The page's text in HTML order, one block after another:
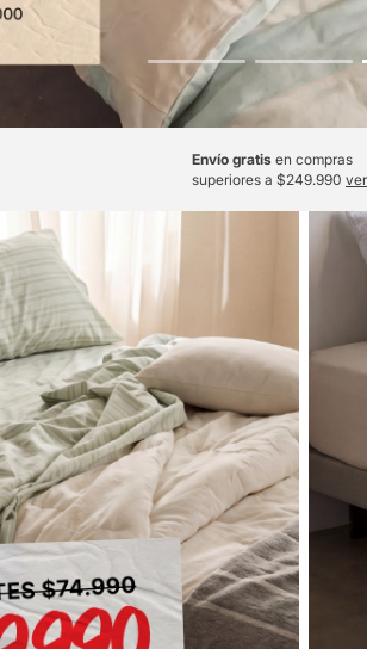
Envío gratis en compras
superiores a $249.990